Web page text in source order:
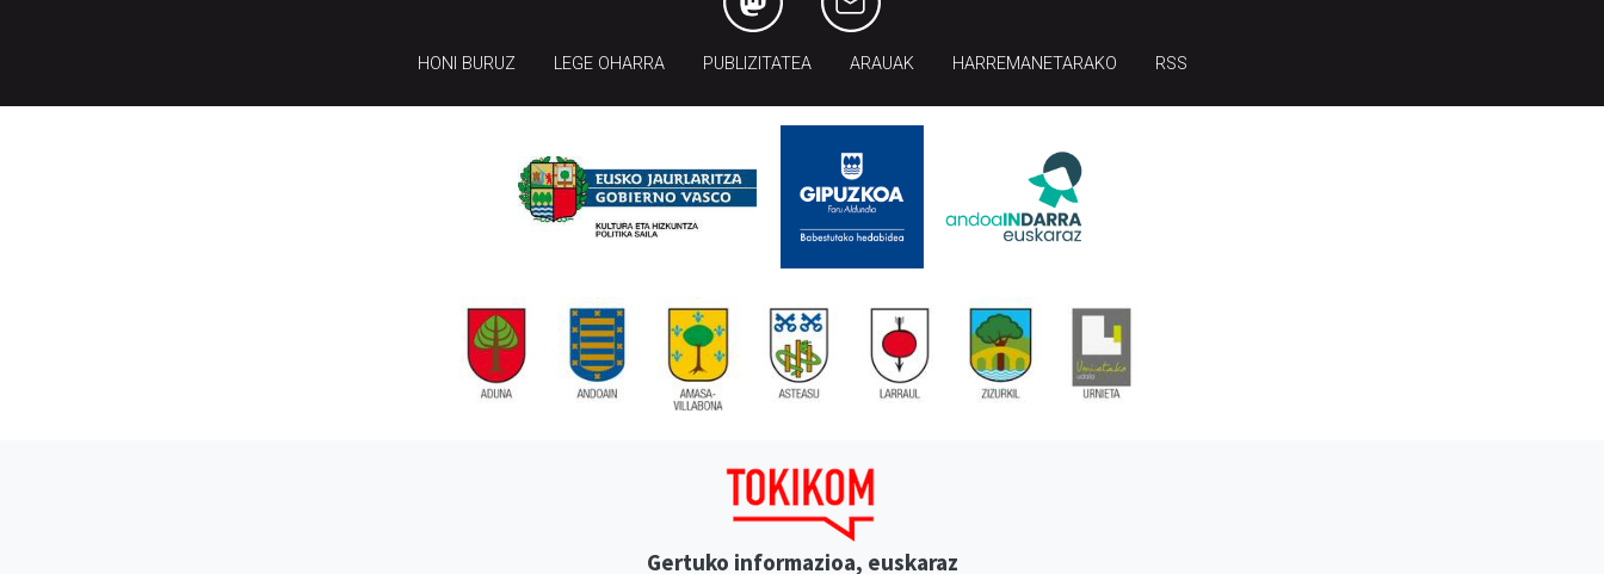
HONI BURUZ LEGE OHARRA PUBLIZITATEA ARAUAK HARREMANETARAKO RSS
Gertuko informazioa, euskaraz